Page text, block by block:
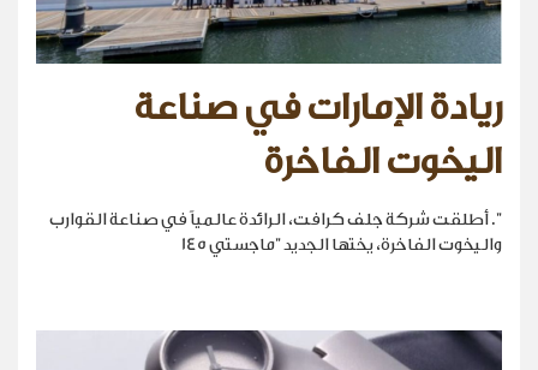
ريادة الإمارات في صناعة
اليخوت الفاخرة
". أطلقت شركة جلف كرافت، الرائدة عالمياً في صناعة القوارب
واليخوت الفاخرة، يختها الجديد "ماجستي 145